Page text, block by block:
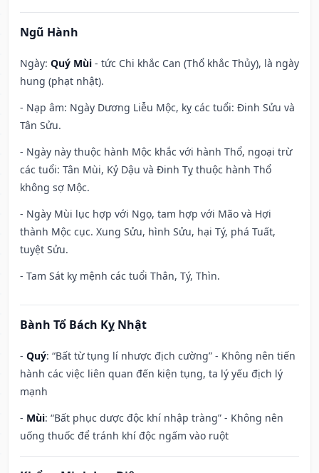
Ngũ Hành
Ngày: Quý Mùi - tức Chi khắc Can (Thổ khắc Thủy), là ngày
hung (phạt nhật).
- Nạp âm: Ngày Dương Liễu Mộc, kỵ các tuổi: Đinh Sửu và
Tân Sửu.
- Ngày này thuộc hành Mộc khắc với hành Thổ, ngoại trừ
các tuổi: Tân Mùi, Kỷ Dậu và Đinh Tỵ thuộc hành Thổ
không sợ Mộc.
- Ngày Mùi lục hợp với Ngọ, tam hợp với Mão và Hợi
thành Mộc cục. Xung Sửu, hình Sửu, hại Tý, phá Tuất,
tuyệt Sửu.
- Tam Sát kỵ mệnh các tuổi Thân, Tý, Thìn.
Bành Tổ Bách Kỵ Nhật
- Quý: “Bất từ tụng lí nhược địch cường” - Không nên tiến
hành các việc liên quan đến kiện tụng, ta lý yếu địch lý
mạnh
- Mùi: “Bất phục dược độc khí nhập tràng” - Không nên
uống thuốc để tránh khí độc ngấm vào ruột